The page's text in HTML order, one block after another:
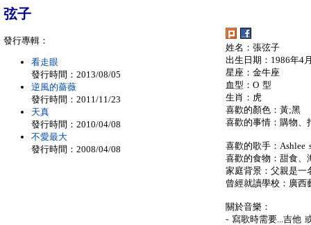
弦子
姓名：張弦子
出生日期：1986年4
星座：金牛座
血型：O 型
生肖：虎
喜歡的顏色：黃;黑
喜歡的事情：購物、
喜歡的歌手：Ashlee
喜歡的食物：甜食、
家庭背景：父親是一
曾經就讀學校：廣西
關於音樂：
- 寫歌時需要...吉他
發行專輯：
看走眼
發行時間：2013/08/05
逆風的薔薇
發行時間：2011/11/23
天真
發行時間：2010/04/08
不愛最大
發行時間：2008/04/08